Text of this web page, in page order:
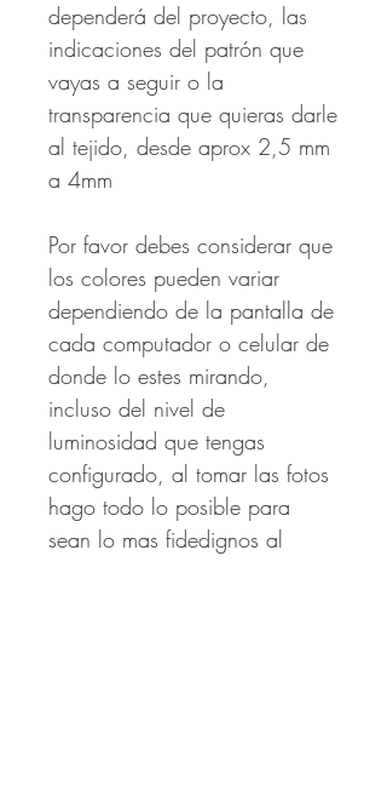
dependerá del proyecto, las
indicaciones del patrón que
vayas a seguir o la
transparencia que quieras darle
al tejido, desde aprox 2,5 mm
a 4mm
Por favor debes considerar que
los colores pueden variar
dependiendo de la pantalla de
cada computador o celular de
donde lo estes mirando,
incluso del nivel de
luminosidad que tengas
configurado, al tomar las fotos
hago todo lo posible para
sean lo mas fidedignos al